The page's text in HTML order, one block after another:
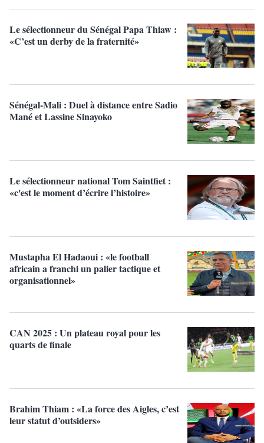
Le sélectionneur du Sénégal Papa Thiaw :
«C’est un derby de la fraternité»
Sénégal-Mali : Duel à distance entre Sadio
Mané et Lassine Sinayoko
Le sélectionneur national Tom Saintfiet :
«c'est le moment d’écrire l’histoire»
Mustapha El Hadaoui : «le football
africain a franchi un palier tactique et
organisationnel»
CAN 2025 : Un plateau royal pour les
quarts de finale
Brahim Thiam : «La force des Aigles, c’est
leur statut d’outsiders»